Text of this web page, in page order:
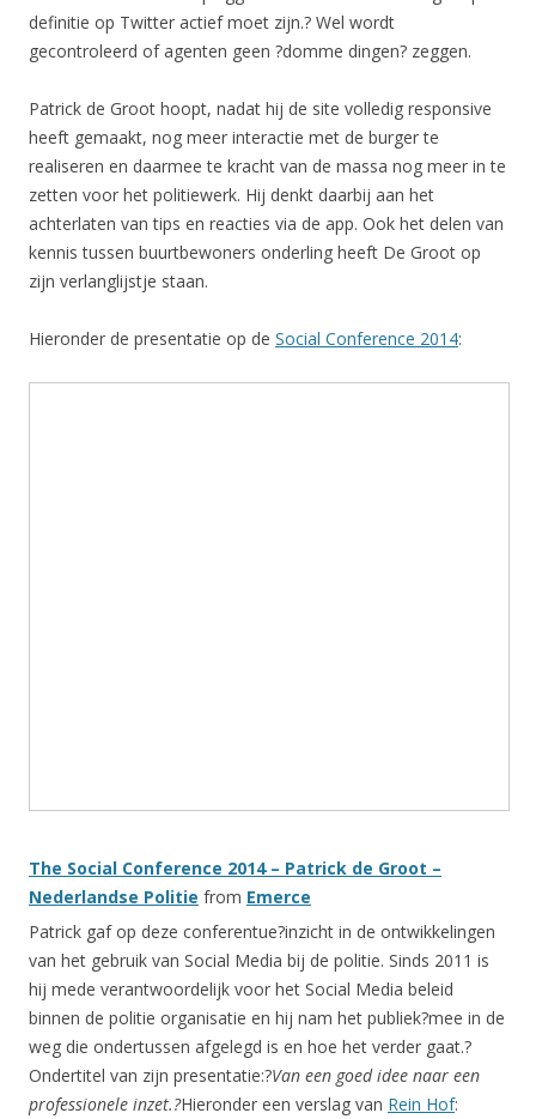
definitie op Twitter actief moet zijn.? Wel wordt
gecontroleerd of agenten geen ?domme dingen? zeggen.
Patrick de Groot hoopt, nadat hij de site volledig responsive
heeft gemaakt, nog meer interactie met de burger te
realiseren en daarmee te kracht van de massa nog meer in te
zetten voor het politiewerk. Hij denkt daarbij aan het
achterlaten van tips en reacties via de app. Ook het delen van
kennis tussen buurtbewoners onderling heeft De Groot op
zijn verlanglijstje staan.
Hieronder de presentatie op de Social Conference 2014:
The Social Conference 2014 – Patrick de Groot –
Nederlandse Politie from Emerce
Patrick gaf op deze conferentue?inzicht in de ontwikkelingen
van het gebruik van Social Media bij de politie. Sinds 2011 is
hij mede verantwoordelijk voor het Social Media beleid
binnen de politie organisatie en hij nam het publiek?mee in de
weg die ondertussen afgelegd is en hoe het verder gaat.?
Ondertitel van zijn presentatie:?Van een goed idee naar een
professionele inzet.?Hieronder een verslag van Rein Hof: